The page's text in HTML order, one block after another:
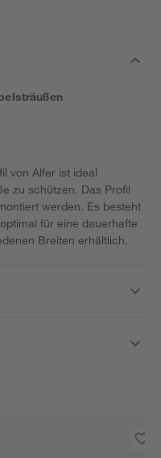
von Alfer ist ideal
zu schützen. Das Profil
werden. Es besteht
für eine dauerhafte
Breiten erhältlich.